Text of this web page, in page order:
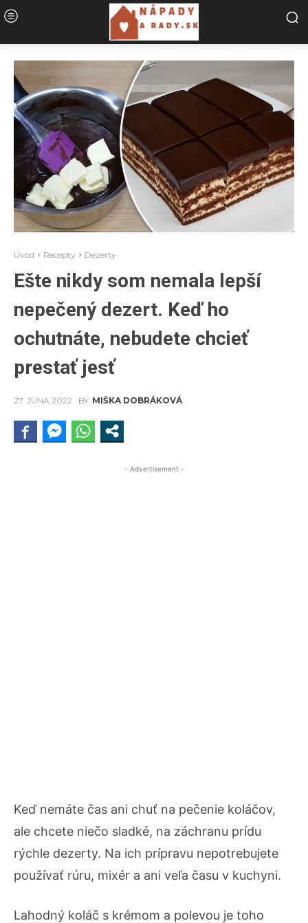
Úvod Recepty Dezerty
Ešte nikdy som nemala lepší
nepečený dezert. Keď ho
ochutnáte, nebudete chcieť
prestať jesť
27. JÚNA 2022 BY MIŠKA DOBRÁKOVÁ
- Advertisement -
Keď nemáte čas ani chuť na pečenie koláčov,
ale chcete niečo sladké, na záchranu prídu
rýchle dezerty. Na ich prípravu nepotrebujete
používať rúru, mixér a ani veľa času v kuchyni.
Lahodný koláč s krémom a polevou je toho